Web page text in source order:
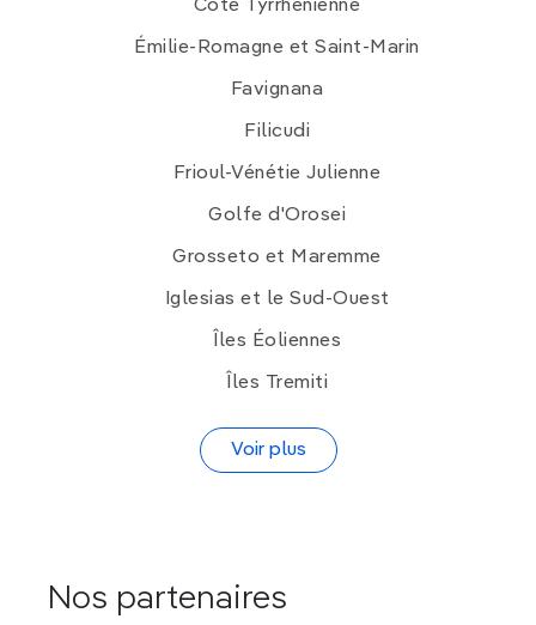
Côte Tyrrhénienne
Émilie-Romagne et Saint-Marin
Favignana
Filicudi
Frioul-Vénétie Julienne
Golfe d'Orosei
Grosseto et Maremme
Iglesias et le Sud-Ouest
Îles Éoliennes
Îles Tremiti
Voir plus
Nos partenaires